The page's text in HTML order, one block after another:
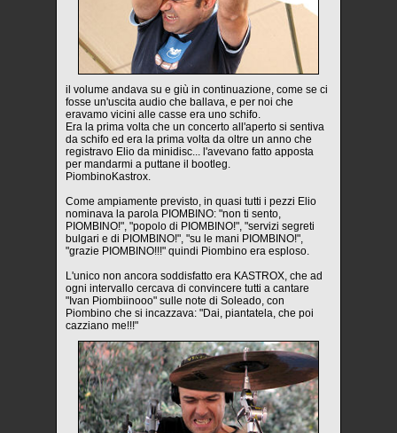
il volume andava su e giù in continuazione, come se ci
fosse un'uscita audio che ballava, e per noi che
eravamo vicini alle casse era uno schifo.
Era la prima volta che un concerto all'aperto si sentiva
da schifo ed era la prima volta da oltre un anno che
registravo Elio da minidisc... l'avevano fatto apposta
per mandarmi a puttane il bootleg.
PiombinoKastrox.
Come ampiamente previsto, in quasi tutti i pezzi Elio
nominava la parola PIOMBINO: "non ti sento,
PIOMBINO!", "popolo di PIOMBINO!", "servizi segreti
bulgari e di PIOMBINO!", "su le mani PIOMBINO!",
"grazie PIOMBINO!!!" quindi Piombino era esploso.
L'unico non ancora soddisfatto era KASTROX, che ad
ogni intervallo cercava di convincere tutti a cantare
"Ivan Piombiinooo" sulle note di Soleado, con
Piombino che si incazzava: "Dai, piantatela, che poi
cazziano me!!!"